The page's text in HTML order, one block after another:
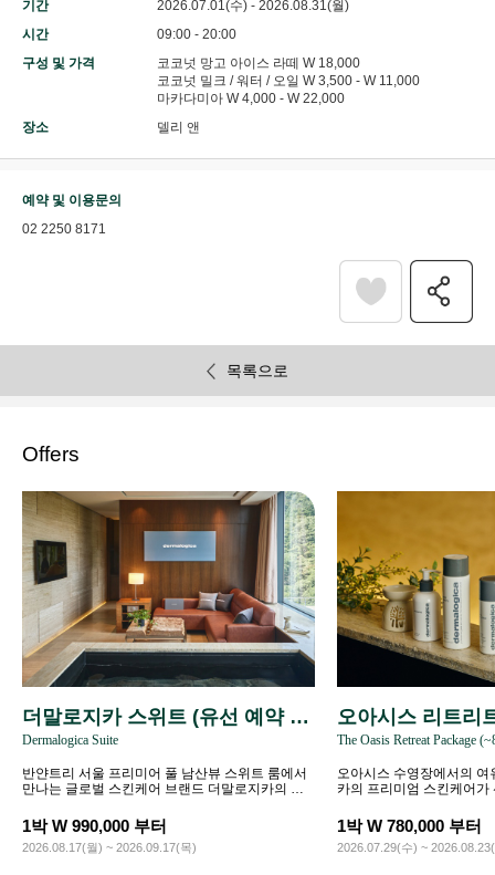
기간
2026.07.01(수) - 2026.08.31(월)
시간
09:00 - 20:00
구성 및 가격
코코넛 망고 아이스 라떼 W 18,000
코코넛 밀크 / 워터 / 오일 W 3,500 - W 11,000
마카다미아 W 4,000 - W 22,000
장소
델리 앤
예약 및 이용문의
02 2250 8171
목록으로
Offers
더말로지카 스위트 (유선 예약 전
용)
Dermalogica Suite
반얀트리 서울 프리미어 풀 남산뷰 스위트 룸에서
만나는 글로벌 스킨케어 브랜드 더말로지카의 웰
1박 W 990,000 부터
2026.08.17(월) ~ 2026.09.17(목)
오아시스 리트리
3)
The Oasis Retreat Package
오아시스 수영장에서의
카의 프리미엄 스킨케어가
1박 W 780,000 부터
2026.07.29(수) ~